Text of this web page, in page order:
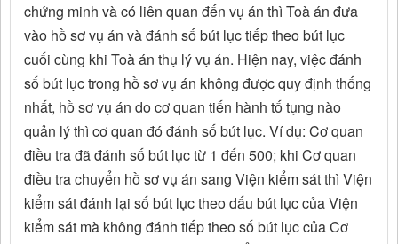
chứng minh và có liên quan đến vụ án thì Toà án đưa
vào hồ sơ vụ án và đánh số bút lục tiếp theo bút lục
cuối cùng khi Toà án thụ lý vụ án. Hiện nay, việc đánh
số bút lục trong hồ sơ vụ án không được quy định thống
nhất, hồ sơ vụ án do cơ quan tiến hành tố tụng nào
quản lý thì cơ quan đó đánh số bút lục. Ví dụ: Cơ quan
điều tra đã đánh số bút lục từ 1 đến 500; khi Cơ quan
điều tra chuyển hồ sơ vụ án sang Viện kiểm sát thì Viện
kiểm sát đánh lại số bút lục theo dấu bút lục của Viện
kiểm sát mà không đánh tiếp theo số bút lục của Cơ